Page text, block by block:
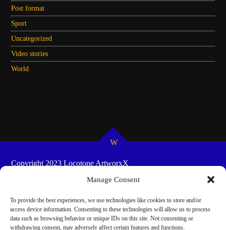
Manage Consent
To provide the best experiences, we use technologies like cookies to store and/or
access device information. Consenting to these technologies will allow us to process
data such as browsing behavior or unique IDs on this site. Not consenting or
withdrawing consent, may adversely affect certain features and functions.
Post format
Sport
Uncategorized
Video stories
World
Copyright 2023 Locotone ArtworxX
SHOW-SCHEDULES
COOKIE POLICY